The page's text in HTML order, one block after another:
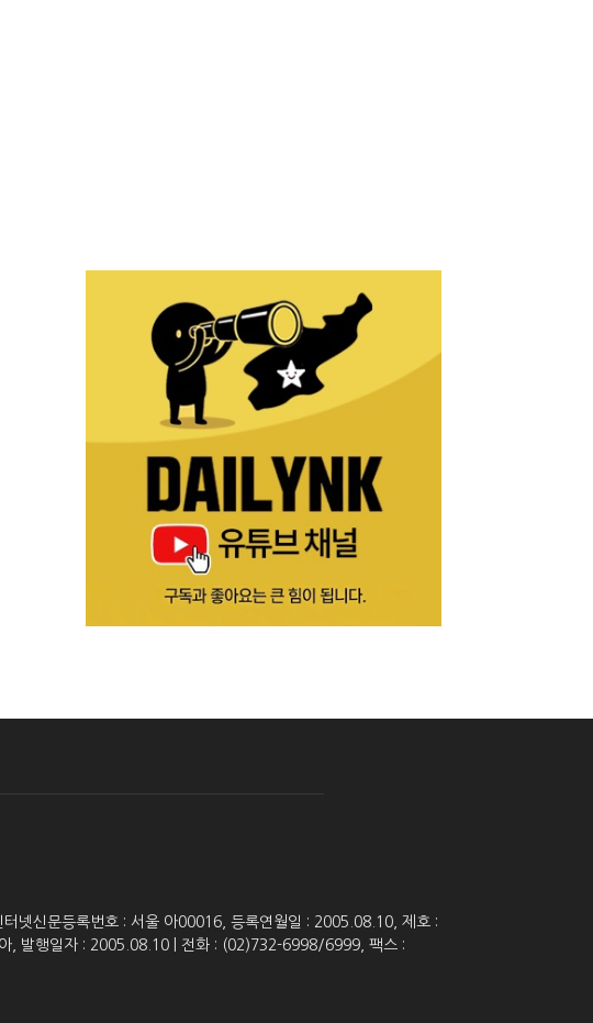
넷신문등록번호 : 서울 아00016, 등록연월일 : 2005.08.10, 제호 :
, 발행일자 : 2005.08.10 | 전화 : (02)732-6998/6999, 팩스 :